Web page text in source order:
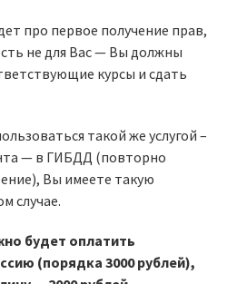
про первое получение прав,
не для Вас — Вы должны
курсы и сдать
такой же услугой –
— в ГИБДД (повторно
Вы имеете такую
случае.
будет оплатить
(порядка 3000 рублей),